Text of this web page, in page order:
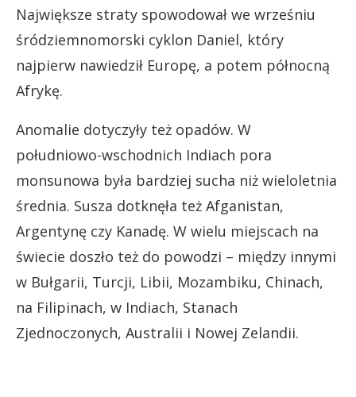
Największe straty spowodował we wrześniu
śródziemnomorski cyklon Daniel, który
najpierw nawiedził Europę, a potem północną
Afrykę.
Anomalie dotyczyły też opadów. W
południowo-wschodnich Indiach pora
monsunowa była bardziej sucha niż wieloletnia
średnia. Susza dotknęła też Afganistan,
Argentynę czy Kanadę. W wielu miejscach na
świecie doszło też do powodzi – między innymi
w Bułgarii, Turcji, Libii, Mozambiku, Chinach,
na Filipinach, w Indiach, Stanach
Zjednoczonych, Australii i Nowej Zelandii.